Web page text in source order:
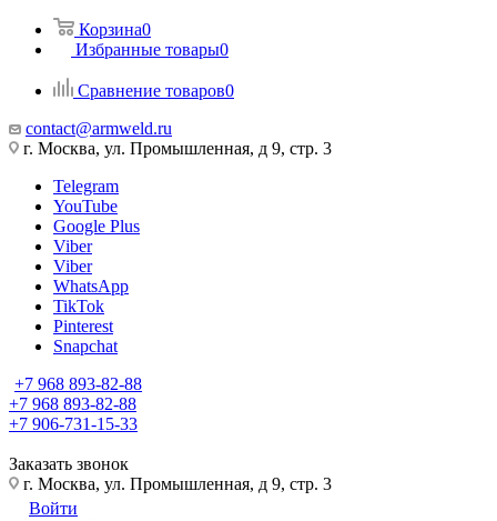
Корзина0
Избранные товары0
Сравнение товаров0
contact@armweld.ru
г. Москва, ул. Промышленная, д 9, стр. 3
Telegram
YouTube
Google Plus
Viber
Viber
WhatsApp
TikTok
Pinterest
Snapchat
+7 968 893-82-88
+7 968 893-82-88
+7 906-731-15-33
Заказать звонок
г. Москва, ул. Промышленная, д 9, стр. 3
Войти